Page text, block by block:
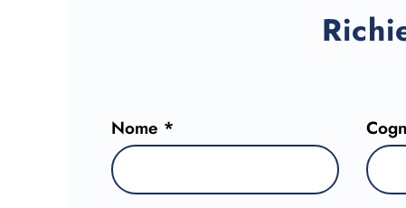
Nome *